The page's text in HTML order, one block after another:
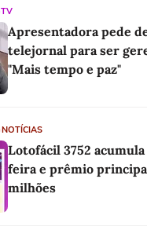
TV
Apresentadora pede
telejornal para ser
"Mais tempo e paz"
NOTÍCIAS
Lotofácil 3752
feira e prêmio
milhões